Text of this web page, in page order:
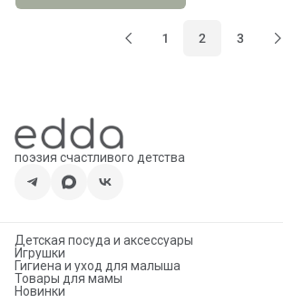
1 2 3
поэзия счастливого детства
Детская посуда и аксессуары
Игрушки
Гигиена и уход для малыша
Товары для мамы
Новинки